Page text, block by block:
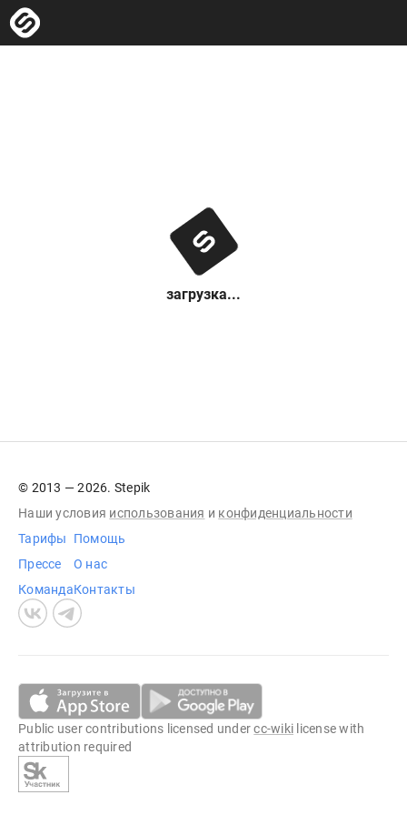
загрузка...
© 2013 — 2026. Stepik
Наши условия использования и конфиденциальности
Тарифы
Прессе
Команда
Помощь
О нас
Контакты
Public user contributions licensed undercc-wiki license with
attribution required